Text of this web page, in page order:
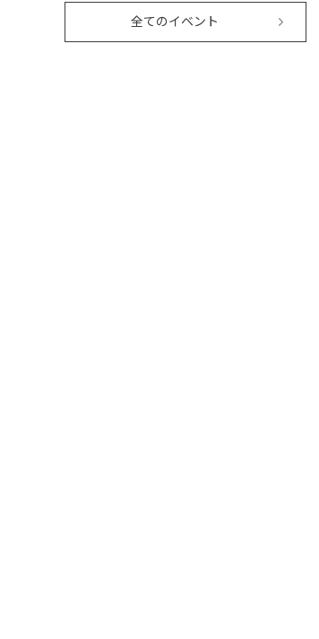
全てのイベント